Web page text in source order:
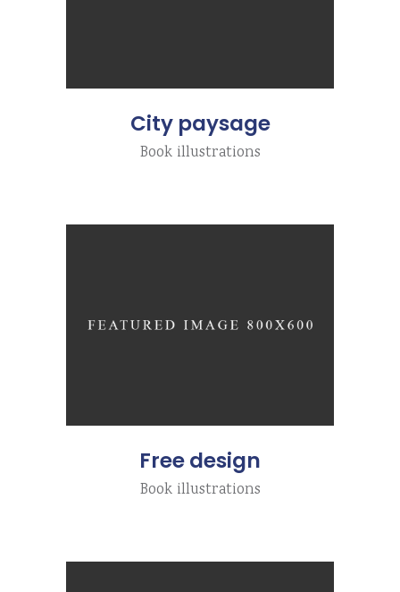
City paysage
Book illustrations
Free design
Book illustrations